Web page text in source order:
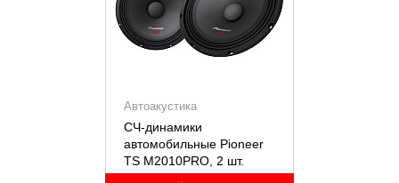
Автоакустика
СЧ-динамики
автомобильные Pioneer
TS M2010PRO, 2 шт.